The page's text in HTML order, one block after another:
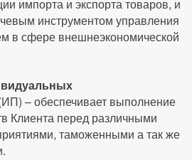
импорта и экспорта товаров, и
инструментом управления
в сфере внешнеэкономической
– обеспечивает выполнение
Клиента перед различными
таможенными а так же